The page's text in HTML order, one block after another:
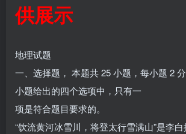
供展示
地理试题
一、选择题， 本题共 25 小题，每小题 2
小题给出的四个选项中，只有一
项是符合题目要求的。
“饮流黄河冰雪川，将登太行雪满山”是李